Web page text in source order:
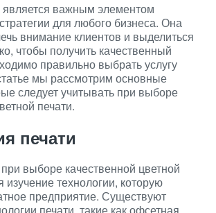
является важным элементом
для любого бизнеса. Она
внимание клиентов и выделиться
чтобы получить качественный
правильно выбрать услугу
мы рассмотрим основные
следует учитывать при выборе
печати.
печати
выборе качественной цветной
изучение технологии, которую
предприятие. Существуют